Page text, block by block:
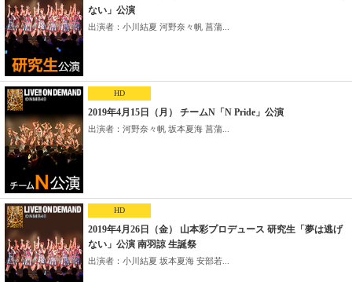
ない」公演
出演者：小川結夏 河野奈々帆 菖蒲...
HD
2019年4月15日（月） チームN「N Pride」公演
出演者：河野奈々帆 坂本夏海 菖蒲...
HD
2019年4月26日（金） 山本彩プロデュース 研究生「夢は逃げ
ない」公演 南羽諒 生誕祭
出演者：小川結夏 坂本夏海 安部若...